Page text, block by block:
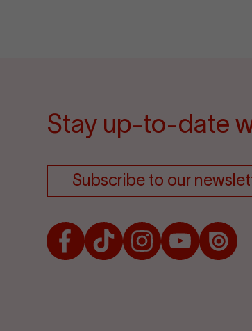
Stay up-to-date
Subscribe to our
Facebook
TikTokInstagram
Youtube
Issuu